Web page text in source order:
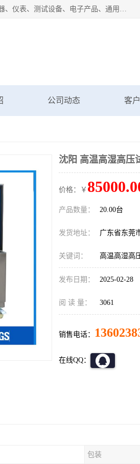
广东艾思荔检测仪器有限公司成立于2006年，注册地位于东莞市。经营范围包括产销：仪器、仪表、测试设备、电子产品、通用机械设；主要产品有： 恒温恒湿试验箱,冷热冲击试验箱,高低温试验箱,速温变化试验箱,高压加速老化试验箱,三综合试验箱,振动试验台等产品，欢迎选购。
公司动态 客
沈阳 高温高湿高压
价格：￥
产品数量： 20.00台
发货地址： 广东省东莞
关键词： 高温高湿高
发布日期： 2025-02-28
阅 读 量： 3061
销售电话：
在线QQ：
包装